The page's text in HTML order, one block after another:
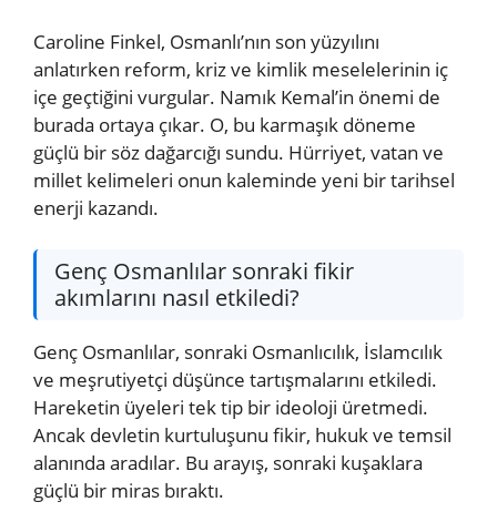
Caroline Finkel, Osmanlı’nın son yüzyılını
anlatırken reform, kriz ve kimlik meselelerinin iç
içe geçtiğini vurgular. Namık Kemal’in önemi de
burada ortaya çıkar. O, bu karmaşık döneme
güçlü bir söz dağarcığı sundu. Hürriyet, vatan ve
millet kelimeleri onun kaleminde yeni bir tarihsel
enerji kazandı.
Genç Osmanlılar sonraki fikir
akımlarını nasıl etkiledi?
Genç Osmanlılar, sonraki Osmanlıcılık, İslamcılık
ve meşrutiyetçi düşünce tartışmalarını etkiledi.
Hareketin üyeleri tek tip bir ideoloji üretmedi.
Ancak devletin kurtuluşunu fikir, hukuk ve temsil
alanında aradılar. Bu arayış, sonraki kuşaklara
güçlü bir miras bıraktı.